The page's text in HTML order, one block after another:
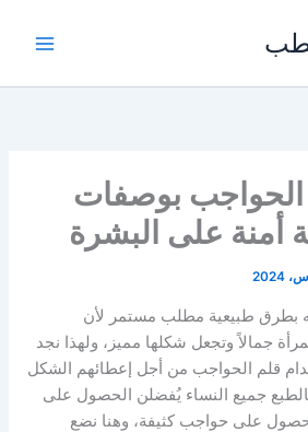
بوصفات
أمنة على البشرة
بطرق طبيعية مطلب مستمر لأن
جمالاً وتجعل شكلها مميز، ولهذا نجد
قلم الحواجب من أجل إعطائهم الشكل
جميع النساء يُفضلن الحصول على
على حواجب كثيفة، وهنا نضع